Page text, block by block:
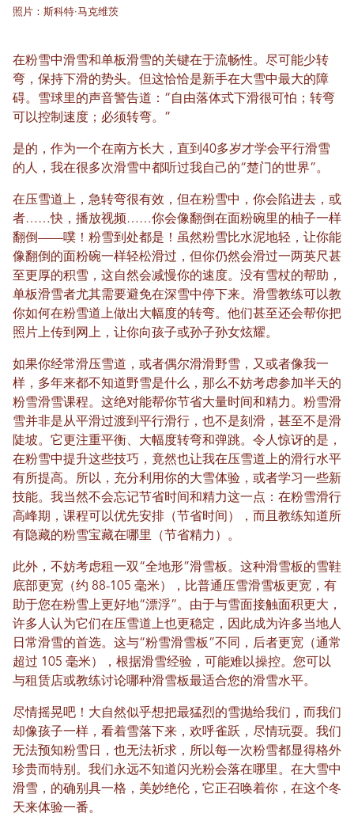
照片：斯科特·马克维茨
在粉雪中滑雪和单板滑雪的关键在于流畅性。尽可能少转
弯，保持下滑的势头。但这恰恰是新手在大雪中最大的障
碍。雪球里的声音警告道：“自由落体式下滑很可怕；转弯
可以控制速度；必须转弯。”
是的，作为一个在南方长大，直到40多岁才学会平行滑雪
的人，我在很多次滑雪中都听过我自己的“楚门的世界”。
在压雪道上，急转弯很有效，但在粉雪中，你会陷进去，或
者……快，播放视频……你会像翻倒在面粉碗里的柚子一样
翻倒——噗！粉雪到处都是！虽然粉雪比水泥地轻，让你能
像翻倒的面粉碗一样轻松滑过，但你仍然会滑过一两英尺甚
至更厚的积雪，这自然会减慢你的速度。没有雪杖的帮助，
单板滑雪者尤其需要避免在深雪中停下来。滑雪教练可以教
你如何在粉雪道上做出大幅度的转弯。他们甚至还会帮你把
照片上传到网上，让你向孩子或孙子孙女炫耀。
如果你经常滑压雪道，或者偶尔滑滑野雪，又或者像我一
样，多年来都不知道野雪是什么，那么不妨考虑参加半天的
粉雪滑雪课程。这绝对能帮你节省大量时间和精力。粉雪滑
雪并非是从平滑过渡到平行滑行，也不是刻滑，甚至不是滑
陡坡。它更注重平衡、大幅度转弯和弹跳。令人惊讶的是，
在粉雪中提升这些技巧，竟然也让我在压雪道上的滑行水平
有所提高。所以，充分利用你的大雪体验，或者学习一些新
技能。我当然不会忘记节省时间和精力这一点：在粉雪滑行
高峰期，课程可以优先安排（节省时间），而且教练知道所
有隐藏的粉雪宝藏在哪里（节省精力）。
此外，不妨考虑租一双“全地形”滑雪板。这种滑雪板的雪鞋
底部更宽（约 88-105 毫米），比普通压雪滑雪板更宽，有
助于您在粉雪上更好地“漂浮”。由于与雪面接触面积更大，
许多人认为它们在压雪道上也更稳定，因此成为许多当地人
日常滑雪的首选。这与“粉雪滑雪板”不同，后者更宽（通常
超过 105 毫米），根据滑雪经验，可能难以操控。您可以
与租赁店或教练讨论哪种滑雪板最适合您的滑雪水平。
尽情摇晃吧！大自然似乎想把最猛烈的雪抛给我们，而我们
却像孩子一样，看着雪落下来，欢呼雀跃，尽情玩耍。我们
无法预知粉雪日，也无法祈求，所以每一次粉雪都显得格外
珍贵而特别。我们永远不知道闪光粉会落在哪里。在大雪中
滑雪，的确别具一格，美妙绝伦，它正召唤着你，在这个冬
天来体验一番。